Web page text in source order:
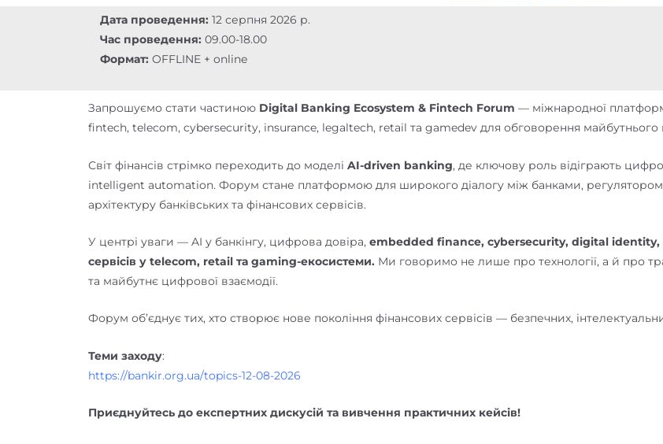
k
n
m
Дата проведення: 12 серпня 2026 р.
Час проведення: 09.00-18.00
Формат: OFFLINE + online
Запрошуємо стати частиною Digital Banking Ecosystem & Fintech Forum — міжнародної
fintech, telecom, cybersecurity, insurance, legaltech, retail та gamedev для обговорення майбутнього
Світ фінансів стрімко переходить до моделі AI-driven banking, де ключову роль відіграють
intelligent automation. Форум стане платформою для широкого діалогу між банками, регулятором
архітектуру банківських та фінансових сервісів.
У центрі уваги — AI у банкінгу, цифрова довіра, embedded finance, cybersecurity, digital identity,
сервісів у telecom, retail та gaming-екосистеми. Ми говоримо не лише про технології, а й про
та майбутнє цифрової взаємодії.
Форум об’єднує тих, хто створює нове покоління фінансових сервісів — безпечних,
Теми заходу:
https://bankir.org.ua/topics-12-08-2026
Приєднуйтесь до експертних дискусій та вивчення практичних кейсів!